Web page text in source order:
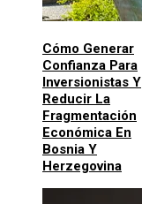
Cómo Generar
Confianza Para
Inversionistas Y
Reducir La
Fragmentación
Económica En
Bosnia Y
Herzegovina